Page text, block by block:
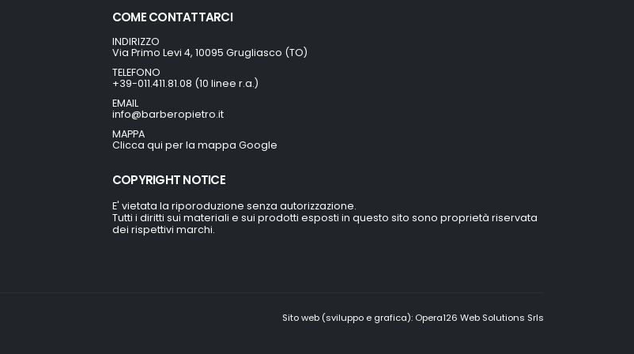
COME CONTATTARCI
INDIRIZZO
Via Primo Levi 4, 10095 Grugliasco (TO)
TELEFONO
+39-011.411.81.08 (10 linee r.a.)
EMAIL
info@barberopietro.it
MAPPA
Clicca qui per la mappa Google
COPYRIGHT NOTICE
E' vietata la riporoduzione senza autorizzazione.
Tutti i diritti sui materiali e sui prodotti esposti in questo sito sono proprietà riservata
dei rispettivi marchi.
Sito web (sviluppo e grafica): Opera126 Web Solutions Srls